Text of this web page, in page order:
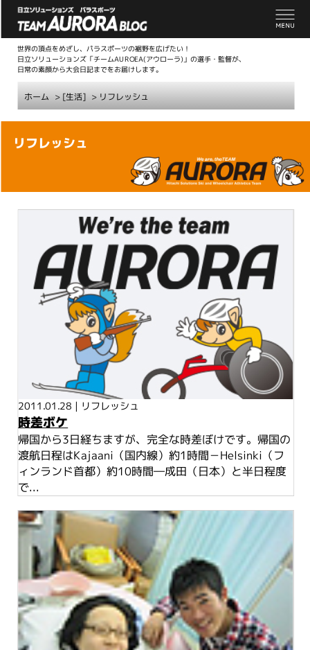
世界の頂点をめざし、パラスポーツの裾野を広げたい！
日立ソリューションズ「チームAUROEA(アウローラ)」の選手・監督が、
日常の素顔から大会日記までをお届けします。
ホーム > [生活] > リフレッシュ
本
リフレッシュ
2011.01.28 | リフレッシュ
時差ボケ
帰国から3日経ちますが、完全な時差ぼけです。帰国の
渡航日程はKajaani（国内線）約1時間－Helsinki（フ
ィンランド首都）約10時間―成田（日本）と半日程度
で...